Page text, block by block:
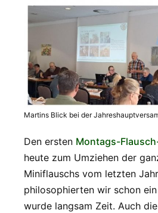
Martins Blick bei der
Den ersten Montags-
heute zum Umziehen der
Miniflauschs vom letzten
philosophierten wir schon
wurde langsam Zeit. Auch